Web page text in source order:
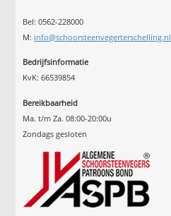
Bel: 0562-228000
M: info@schoorsteenvegerterschelling.nl
Bedrijfsinformatie
KvK: 66539854
Bereikbaarheid
Ma. t/m Za. 08:00-20:00u
Zondags gesloten